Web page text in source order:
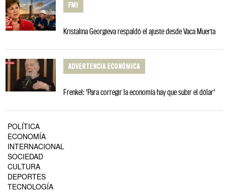
FMI
Kristalina Georgieva respaldó el ajuste desde Vaca Muerta
ADVERTENCIA ECONÓMICA
Frenkel: 'Para corregir la economía hay que subir el dólar'
POLÍTICA
ECONOMÍA
INTERNACIONAL
SOCIEDAD
CULTURA
DEPORTES
TECNOLOGÍA